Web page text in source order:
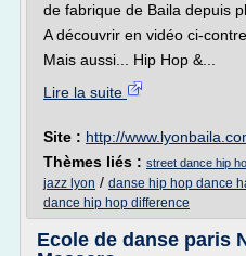
de fabrique de Baila depuis
A découvrir en vidéo ci-contre.
Mais aussi... Hip Hop &...
Lire la suite
Site : http://
Thèmes liés : street dance hip
jazz lyon / danse hip hop dance
dance hip hop difference
Ecole de danse paris